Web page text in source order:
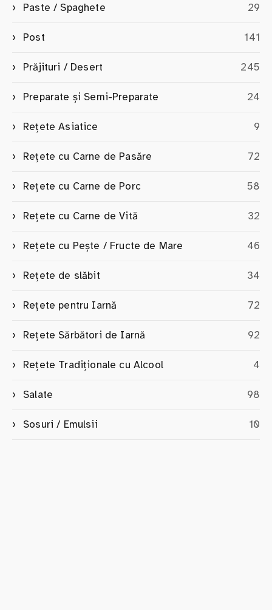
Paste / Spaghete 29
Post 141
Prăjituri / Desert 245
Preparate și Semi-Preparate 24
Rețete Asiatice 9
Rețete cu Carne de Pasăre 72
Rețete cu Carne de Porc 58
Rețete cu Carne de Vită 32
Rețete cu Pește / Fructe de Mare 46
Rețete de slăbit 34
Rețete pentru Iarnă 72
Rețete Sărbători de Iarnă 92
Rețete Tradiționale cu Alcool 4
Salate 98
Sosuri / Emulsii 10